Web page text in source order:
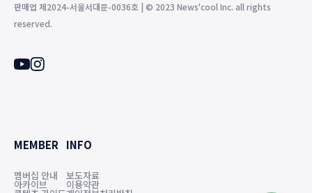
판매업 제2024-서울서대문-0036호 | © 2023 News'cool Inc. all rights
reserved.
MEMBER
멤버십 안내
아카이브
INFO
보도자료
이용약관